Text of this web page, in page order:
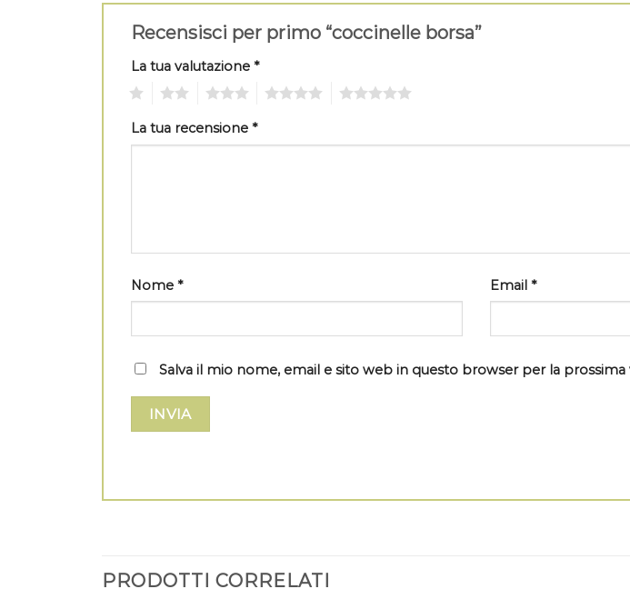
Recensisci per primo “coccinelle borsa”
La tua valutazione *
La tua recensione *
Nome * Email *
Salva il mio nome, email e sito web in questo browser per la
PRODOTTI CORRELATI